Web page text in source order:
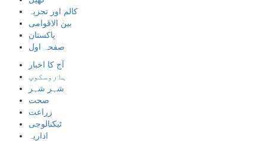
کالم اور تجزیہ
بین الاقوامی
پاکستان
صفحہ اول
آج کا اخبار
ہاروسکوپ
شہر شہر
صحت
زراعت
ٹیکنالوجی
اداریہ